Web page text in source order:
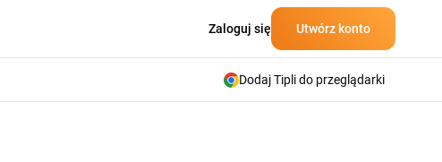
Zaloguj się Utwórz konto
Dodaj Tipli do przeglądarki